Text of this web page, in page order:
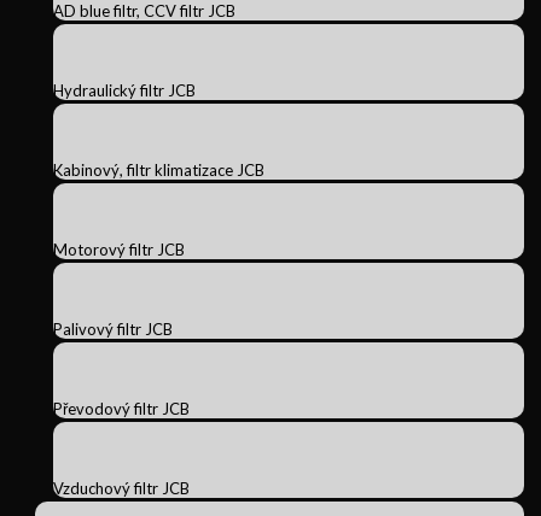
AD blue filtr, CCV filtr JCB
Hydraulický filtr JCB
Kabinový, filtr klimatizace JCB
Motorový filtr JCB
Palivový filtr JCB
Převodový filtr JCB
Vzduchový filtr JCB